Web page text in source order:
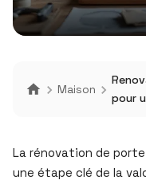
Maison
pour
La rénovation de
une étape clé de la